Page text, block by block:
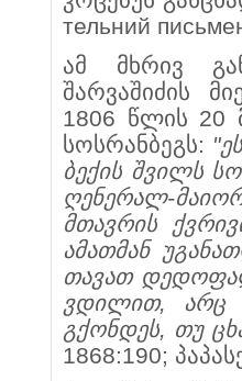
тель­ний
ამ მხრივ
შარვაშიძის
1806 წლის 20
სოსრანბეგს:
ბექის შვილს სო
ღენერალ-
მთავრის
ამათმან უგანათ
თავათ დედო
ვდილით, არც
გქონდეს, თუ
1868:190;